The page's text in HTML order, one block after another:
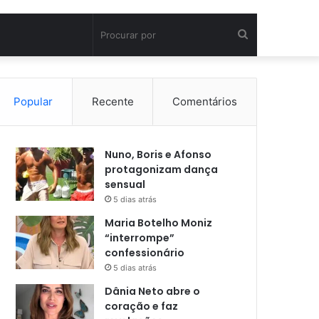
por
Popular Recente Comentários
Nuno, Boris e Afonso
protagonizam dança
sensual
5 dias atrás
Maria Botelho Moniz
“interrompe”
confessionário
5 dias atrás
Dânia Neto abre o
coração e faz